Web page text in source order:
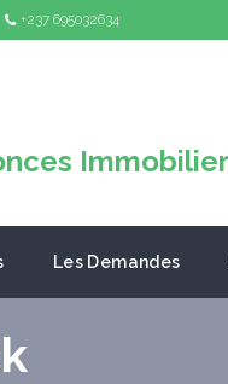
+237 695032634
Les Demandes